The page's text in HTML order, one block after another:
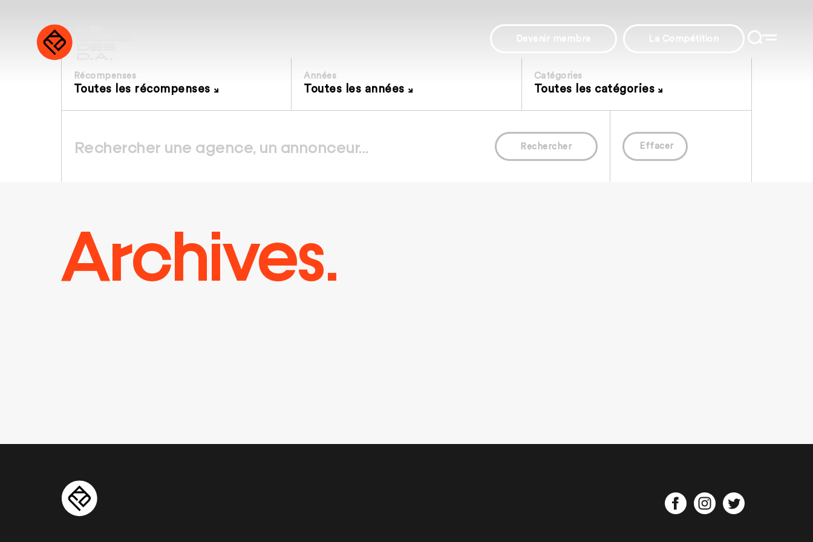
Devenir membre La Compétition
Récompenses
Toutes les récompenses
Années
Toutes les années
Catégories
Toutes les catégories
Rechercher Effacer
Archives.